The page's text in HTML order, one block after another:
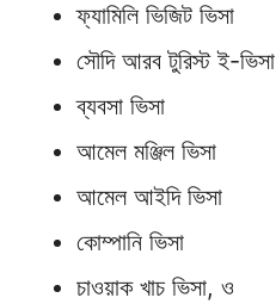
ফ্যামিলি ভিজিট ভিসা
সৌদি আরব টুরিস্ট ই-ভিসা
ব্যবসা ভিসা
আমেল মঞ্জিল ভিসা
আমেল আইদি ভিসা
কোম্পানি ভিসা
চাওয়াক খাচ ভিসা, ও